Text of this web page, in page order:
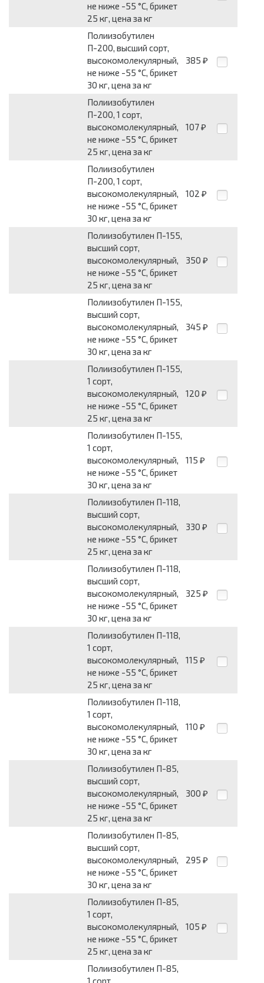
не ниже -55 °C, брикет
25 кг, цена за кг
Полиизобутилен
П-200, высший сорт,
высокомолекулярный,
не ниже -55 °C, брикет
30 кг, цена за кг
385 ₽
Полиизобутилен
П-200, 1 сорт,
высокомолекулярный,
не ниже -55 °C, брикет
25 кг, цена за кг
107 ₽
Полиизобутилен
П-200, 1 сорт,
высокомолекулярный,
не ниже -55 °C, брикет
30 кг, цена за кг
102 ₽
Полиизобутилен П-155,
высший сорт,
высокомолекулярный,
не ниже -55 °C, брикет
25 кг, цена за кг
350 ₽
Полиизобутилен П-155,
высший сорт,
высокомолекулярный,
не ниже -55 °C, брикет
30 кг, цена за кг
345 ₽
Полиизобутилен П-155,
1 сорт,
высокомолекулярный,
не ниже -55 °C, брикет
25 кг, цена за кг
120 ₽
Полиизобутилен П-155,
1 сорт,
высокомолекулярный,
не ниже -55 °C, брикет
30 кг, цена за кг
115 ₽
Полиизобутилен П-118,
высший сорт,
высокомолекулярный,
не ниже -55 °C, брикет
25 кг, цена за кг
330 ₽
Полиизобутилен П-118,
высший сорт,
высокомолекулярный,
не ниже -55 °C, брикет
30 кг, цена за кг
325 ₽
Полиизобутилен П-118,
1 сорт,
высокомолекулярный,
не ниже -55 °C, брикет
25 кг, цена за кг
115 ₽
Полиизобутилен П-118,
1 сорт,
высокомолекулярный,
не ниже -55 °C, брикет
30 кг, цена за кг
110 ₽
Полиизобутилен П-85,
высший сорт,
высокомолекулярный,
не ниже -55 °C, брикет
25 кг, цена за кг
300 ₽
Полиизобутилен П-85,
высший сорт,
высокомолекулярный,
не ниже -55 °C, брикет
30 кг, цена за кг
295 ₽
Полиизобутилен П-85,
1 сорт,
высокомолекулярный,
не ниже -55 °C, брикет
25 кг, цена за кг
105 ₽
Полиизобутилен П-85,
1 сорт,